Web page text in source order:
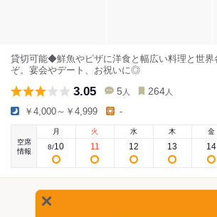
貸切可能◆鮮魚やピザに洋食と幅広い料理と世界
ぞ。宴会やデート、お祝いに◎
3.05 5 人 264 人
￥4,000～￥4,999 -
空席
情報
月
8/10
火
11
水
12
木
13
金
14